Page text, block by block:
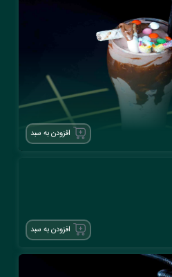
افزودن به سبد
افزودن به سبد